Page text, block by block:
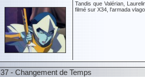
Tandis que Valérian,
filmé sur X34, l'armada
37 - Changement de Temps